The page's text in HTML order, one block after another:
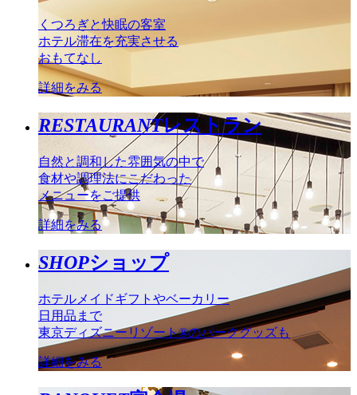
くつろぎと快眠の客室
ホテル滞在を充実させる
おもてなし
詳細をみる
RESTAURANTレストラン
自然と調和した雰囲気の中で
食材や調理法にこだわった
メニューをご提供
詳細をみる
SHOPショップ
ホテルメイドギフトやベーカリー
日用品まで
東京ディズニーリゾート®のパークグッズも
詳細をみる